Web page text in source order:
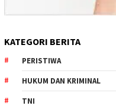
KATEGORI BERITA
PERISTIWA
HUKUM DAN KRIMINAL
TNI